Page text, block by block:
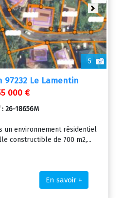
5
Next
97232 Le Lamentin
000 €
: 26-18656M
un environnement résidentiel
constructible de 700 m2,...
En savoir +